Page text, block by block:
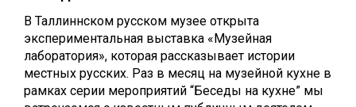
В Таллиннском русском музее открыта
экспериментальная выставка «Музейная
лаборатория», которая рассказывает истории
местных русских. Раз в месяц на музейной кухне в
рамках серии мероприятий “Беседы на кухне” мы